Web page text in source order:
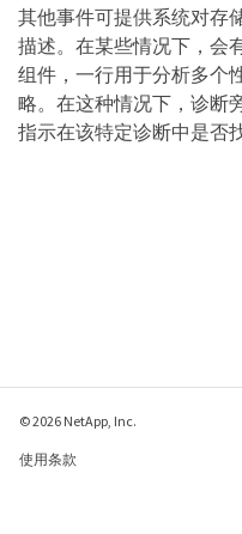
其他事件可提供系统对存
描述。在某些情况下，会
组件，一行用于分析多个
略。在这种情况下，诊断
指示在该特定诊断中是否
© 2026 NetApp, Inc.
使用条款